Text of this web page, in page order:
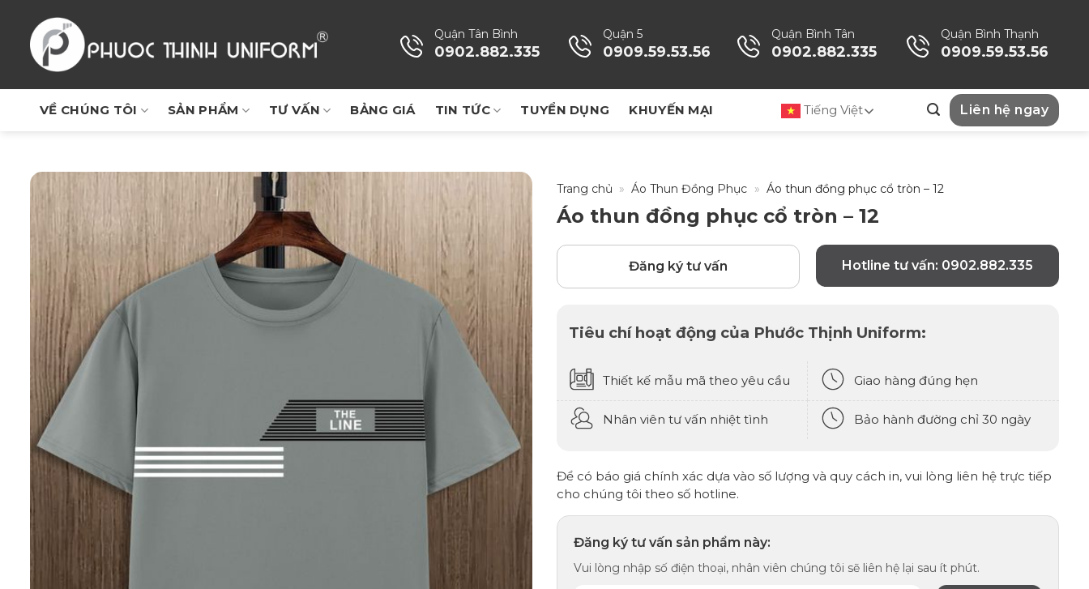
Quận Tân Bình
0902.882.335
Quận 5
0909.59.53.56
Quận Bình Tân
0902.882.335
Quận Bình Thạnh
0909.59.53.56
VỀ CHÚNG TÔI SẢN PHẨM TƯ VẤN BẢNG GIÁ TIN TỨC TUYỂN DỤNG KHUYẾN MẠI Tiếng Việt Liên hệ ngay
Trang chủ » Áo Thun Đồng Phục » Áo thun đồng phục cổ tròn – 12
Áo thun đồng phục cổ tròn – 12
Đăng ký tư vấn Hotline tư vấn: 0902.882.335
Tiêu chí hoạt động của Phước Thịnh Uniform:
Thiết kế mẫu mã theo yêu cầu Giao hàng đúng hẹn
Nhân viên tư vấn nhiệt tình Bảo hành đường chỉ 30 ngày
Để có báo giá chính xác dựa vào số lượng và quy cách in, vui lòng liên hệ trực tiếp
cho chúng tôi theo số hotline.
Đăng ký tư vấn sản phẩm này:
Vui lòng nhập số điện thoại, nhân viên chúng tôi sẽ liên hệ lại sau ít phút.